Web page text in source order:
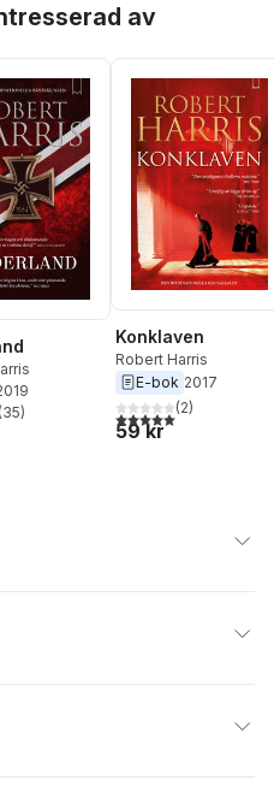
av
Totalt antal röster:
(35)
Konklaven
Robert Harris
E-bok 2017
5,0utav 5 stjärnor.
(2)
59 kr